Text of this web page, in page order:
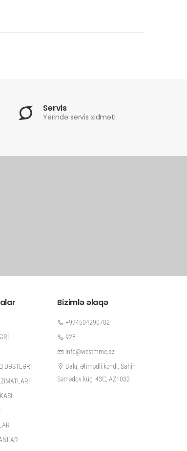
Servis
Yerində servis xidməti
DƏSTLƏRİ
Bizimlə əlaqə
+994504290702
928
info@westmmc.az
Bakı, Əhmədli kəndi, Şahin
Səmədov küç. 43C, AZ1032